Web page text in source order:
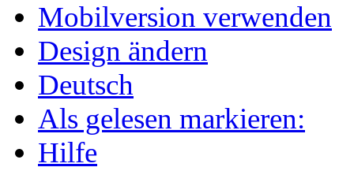
Mobilversion verwenden
Design ändern
Deutsch
Als gelesen markieren:
Hilfe